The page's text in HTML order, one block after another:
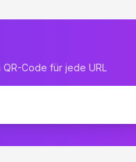
Code für jede URL